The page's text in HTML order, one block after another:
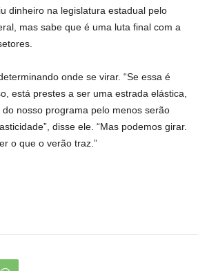
dinheiro na legislatura estadual pelo
mas sabe que é uma luta final com a
onde se virar. “Se essa é
está prestes a ser uma estrada elástica,
nosso programa pelo menos serão
disse ele. “Mas podemos girar.
o que o verão traz.”